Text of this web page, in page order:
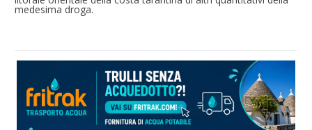
medesima droga.